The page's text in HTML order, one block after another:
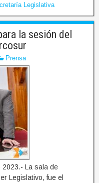
Legislativa
la sesión del
Prensa
La sala de
Legislativo, fue el